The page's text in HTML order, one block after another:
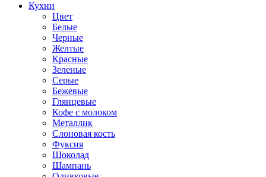
Кухни
Цвет
Белые
Черные
Желтые
Красные
Зеленые
Серые
Бежевые
Глянцевые
Кофе с молоком
Металлик
Слоновая кость
Фуксия
Шоколад
Шампань